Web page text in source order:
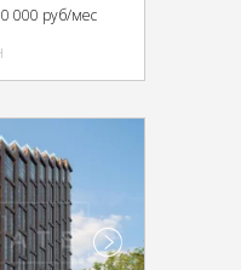
000 руб/мес